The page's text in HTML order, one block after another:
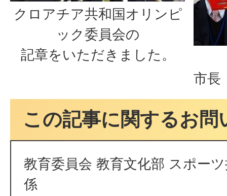
クロアチア共和国オリンピ
ック委員会の
記章をいただきました。
市長
この記事に関するお問
教育委員会 教育文化部 スポー
係